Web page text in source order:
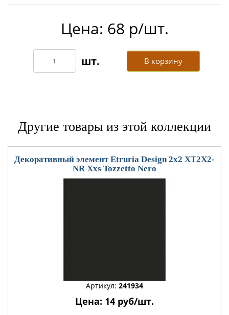
Цена: 68 р/шт.
В корзину
Другие товары из этой коллекции
Декоративный элемент Etruria Design 2x2 XT2X2-
NR Xxs Tozzetto Nero
Артикул: 241934
Цена: 14 руб/шт.